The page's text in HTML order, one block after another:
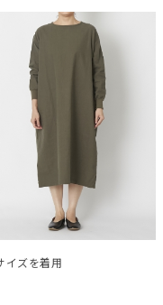
イズを着用